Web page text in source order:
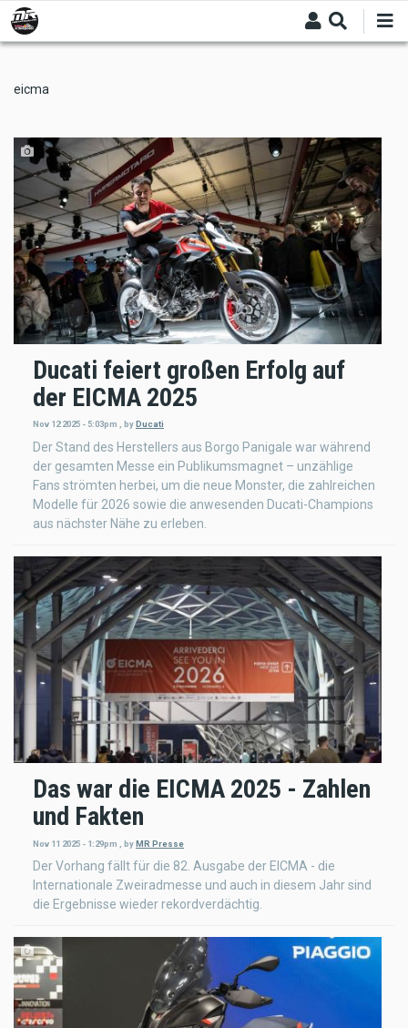
Skip
to
main
eicma
Ducati feiert großen Erfolg auf
der EICMA 2025
Nov 12 2025 - 5:03pm , by Ducati
Der Stand des Herstellers aus Borgo Panigale war während
der gesamten Messe ein Publikumsmagnet – unzählige
Fans strömten herbei, um die neue Monster, die zahlreichen
Modelle für 2026 sowie die anwesenden Ducati-Champions
aus nächster Nähe zu erleben.
Das war die EICMA 2025 - Zahlen
und Fakten
Nov 11 2025 - 1:29pm byMR Presse
Der Vorhang fällt für die 82. Ausgabe der EICMA - die
Internationale Zweiradmesse und auch in diesem Jahr sind
die Ergebnisse wieder rekordverdächtig.